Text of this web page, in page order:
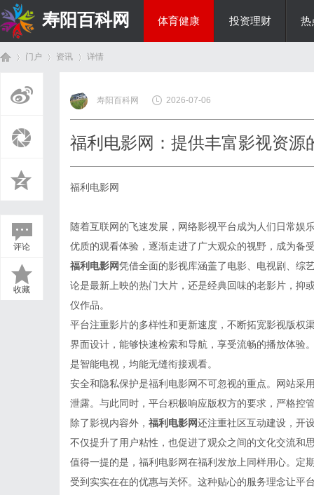
寿阳百科网 体育健康 投资理财 热
门户 资讯
›
详情
评论
收藏
寿阳百科网 2026-07-06
福利电影网：提供丰富影视资源
福利电影网
随着互联网的飞速发展，网络影视平台成为人们日常娱
优质的观看体验，逐渐走进了广大观众的视野，成为备
福利电影网凭借全面的影视库涵盖了电影、电视剧、综
论是最新上映的热门大片，还是经典回味的老影片，抑
仪作品。
平台注重影片的多样性和更新速度，不断拓宽影视版权
界面设计，能够快速检索和导航，享受流畅的播放体验
是智能电视，均能无缝衔接观看。
安全和隐私保护是福利电影网不可忽视的重点。网站采
泄露。与此同时，平台积极响应版权方的要求，严格控
除了影视内容外， 福利电影网还注重社区互动建设，开
不仅提升了用户粘性，也促进了观众之间的文化交流和
值得一提的是，福利电影网在福利发放上同样用心。定
受到实实在在的优惠与关怀。这种贴心的服务理念让平